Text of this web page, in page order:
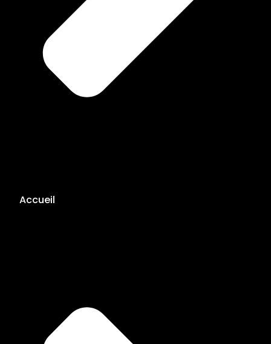
Accueil